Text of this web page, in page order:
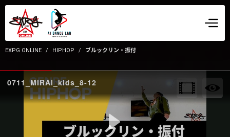
EXPG ONLINE HIPHOP ブルックリン・振付
0711_MIRAI_kids_8-12